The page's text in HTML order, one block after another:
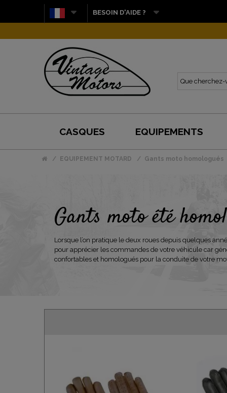
BESOIN D'AIDE ?
CASQUES EQUIPEMENTS
EQUIPEMENT MOTARD Gants moto homologués
Gants moto été
Lorsque l’on pratique le deux roues depuis quelques
pour apprécier les commandes de votre véhicule car
confortables et homologués pour la conduite de votre